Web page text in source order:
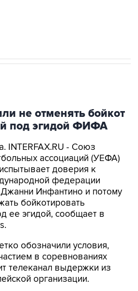
не отменять бойкот
под эгидой ФИФА
INTERFAX.RU - Союз
ассоциаций (УЕФА)
доверия к
федерации
Инфантино и потому
бойкотировать
ее эгидой, сообщает в
обозначили условия,
в соревнованиях
телеканал выдержки из
организации.